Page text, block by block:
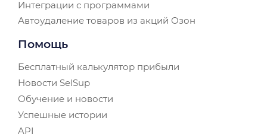
Интеграции с программами
Автоудаление товаров из акций Озон
Помощь
Бесплатный калькулятор прибыли
Новости SelSup
Обучение и новости
Успешные истории
API